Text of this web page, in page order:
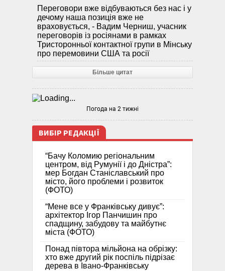
Переговори вже відбуваються без нас і у
дечому наша позиція вже не
враховується, - Вадим Черниш, учасник
переговорів із росіянами в рамках
Тристоронньої контактної групи в Мінську
про перемовини США та росії
Більше цитат
Погода на 2 тижні
ВИБІР РЕДАКЦІЇ
“Бачу Коломию регіональним
центром, від Румунії і до Дністра”:
мер Богдан Станіславський про
місто, його проблеми і розвиток
(ФОТО)
“Мене все у Франківську дивує”:
архітектор Ігор Панчишин про
спадщину, забудову та майбутнє
міста (ФОТО)
Понад півтора мільйона на обрізку:
хто вже другий рік поспіль підрізає
дерева в Івано-Франківську